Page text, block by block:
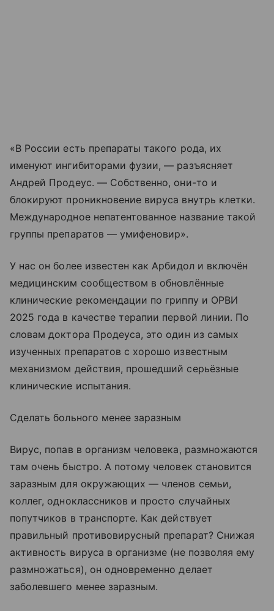
«В России есть препараты такого рода, их
именуют ингибиторами фузии, — разъясняет
Андрей Продеус. — Собственно, они-то и
блокируют проникновение вируса внутрь клетки.
Международное непатентованное название такой
группы препаратов — умифеновир».
У нас он более известен как Арбидол и включён
медицинским сообществом в обновлённые
клинические рекомендации по гриппу и ОРВИ
2025 года в качестве терапии первой линии. По
словам доктора Продеуса, это один из самых
изученных препаратов с хорошо известным
механизмом действия, прошедший серьёзные
клинические испытания.
Сделать больного менее заразным
Вирус, попав в организм человека, размножаются
там очень быстро. А потому человек становится
заразным для окружающих — членов семьи,
коллег, одноклассников и просто случайных
попутчиков в транспорте. Как действует
правильный противовирусный препарат? Снижая
активность вируса в организме (не позволяя ему
размножаться), он одновременно делает
заболевшего менее заразным.